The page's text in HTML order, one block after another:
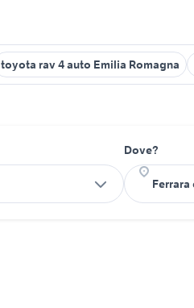
toyota rav 4 auto Emilia Romagna
Dove?